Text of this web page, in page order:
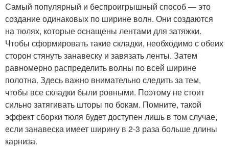
Самый популярный и беспроигрышный способ — это
создание одинаковых по ширине волн. Они создаются
на тюлях, которые оснащены лентами для затяжки.
Чтобы сформировать такие складки, необходимо с обеих
сторон стянуть занавеску и завязать ленты. Затем
равномерно распределить волны по всей ширине
полотна. Здесь важно внимательно следить за тем,
чтобы все складки были ровными. Поэтому не стоит
сильно затягивать шторы по бокам. Помните, такой
эффект сборки тюля будет доступен лишь в том случае,
если занавеска имеет ширину в 2-3 раза больше длины
карниза.